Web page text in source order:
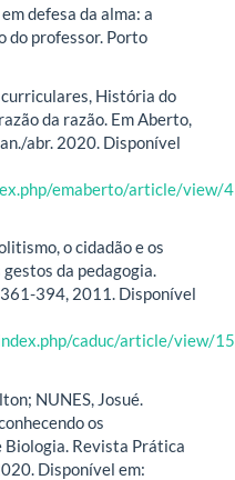
defesa da alma: a
do professor. Porto
História do
da razão. Em Aberto,
abr. 2020. Disponível
emaberto/article/view/
o cidadão e os
da pedagogia.
361-394, 2011. Disponível
caduc/article/view/
NUNES, Josué.
os
Biologia. Revista Prática
Disponível em: